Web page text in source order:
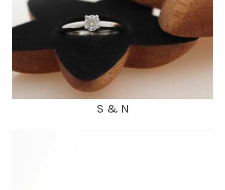
S & N